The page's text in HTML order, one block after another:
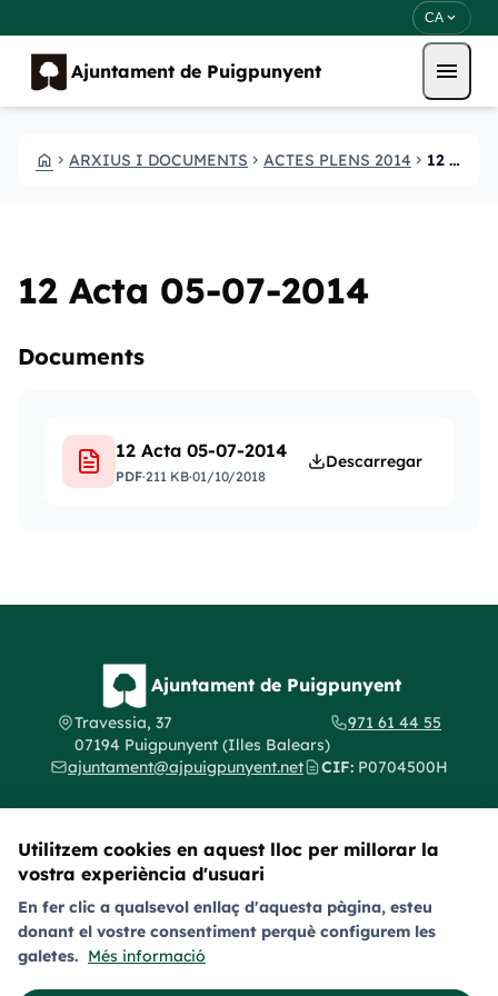
CA expand_more
Ajuntament de Puigpunyent menu
HOME CHEVRON_RIGHT ARXIUS I DOCUMENTS CHEVRON_RIGHT ACTES PLENS 2014 CHEVRON_RIGHT 12 ACTA 05 07 2014
12 Acta 05-07-2014
Documents
12 Acta 05-07-2014
PDF·211 KB·01/10/2018
Descarregar
Ajuntament de Puigpunyent
Travessia, 37
07194 Puigpunyent (Illes Balears)
971 61 44 55
ajuntament@ajpuigpunyent.net CIF: P0704500H
Segueix-nos a les xarxes socials
Avís legalPolítica de privacitat
Política de provacitat en xarxes socials
Utilitzem cookies en aquest lloc per millorar la
vostra experiència d'usuari
En fer clic a qualsevol enllaç d'aquesta pàgina, esteu
donant el vostre consentiment perquè configurem les
galetes. Més informació